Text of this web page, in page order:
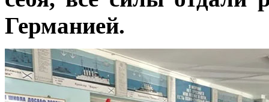
Германией.